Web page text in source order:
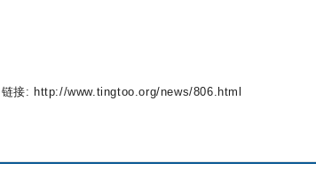
接: http://www.tingtoo.org/news/806.html